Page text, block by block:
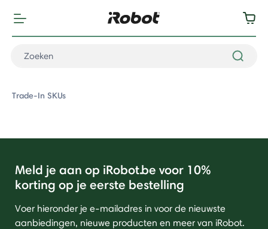
Trade-In SKUs
Meld je aan op iRobot.be voor 10%
korting op je eerste bestelling
Voer hieronder je e-mailadres in voor de nieuwste
aanbiedingen, nieuwe producten en meer van iRobot.